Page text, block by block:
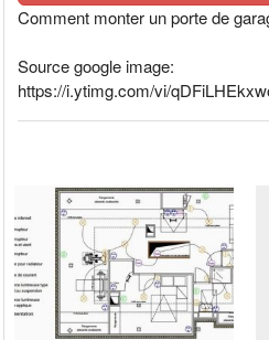
Comment monter un porte de
Source google image:
https://i.ytimg.com/vi/